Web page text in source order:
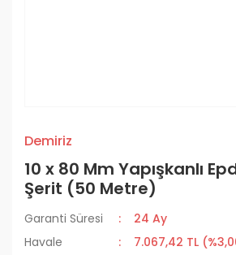
Demiriz
10 x 80 Mm Yapışkanlı
Şerit (50 Metre)
Garanti Süresi
24 Ay
Havale
7.067,42 TL